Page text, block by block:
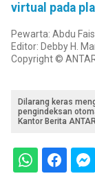
virtual pada
Pewarta: Abdu
Editor: Debby H.
Copyright ©
Dilarang keras
pengindeksan
Kantor Berita